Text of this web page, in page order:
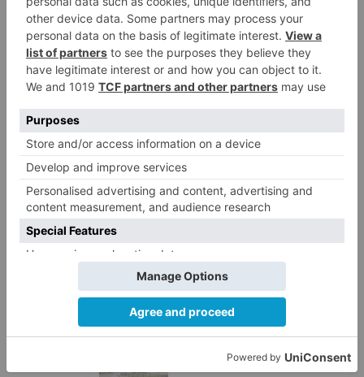
4
El Burgos CF anuncia que Álex
Lizancos ha sido operado con
éxito del menisco de su rodilla
izquierda
5
Detenidas tres personas en
ocultos en su vehículo
LO ÚLTIMO
1
había caído de la bicicleta
2
El nuevo Mercado Norte de
Burgos sale a concurso con un
presupuesto de 21,7 millones